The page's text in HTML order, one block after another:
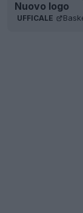
Nuovo logo
UFFICALE